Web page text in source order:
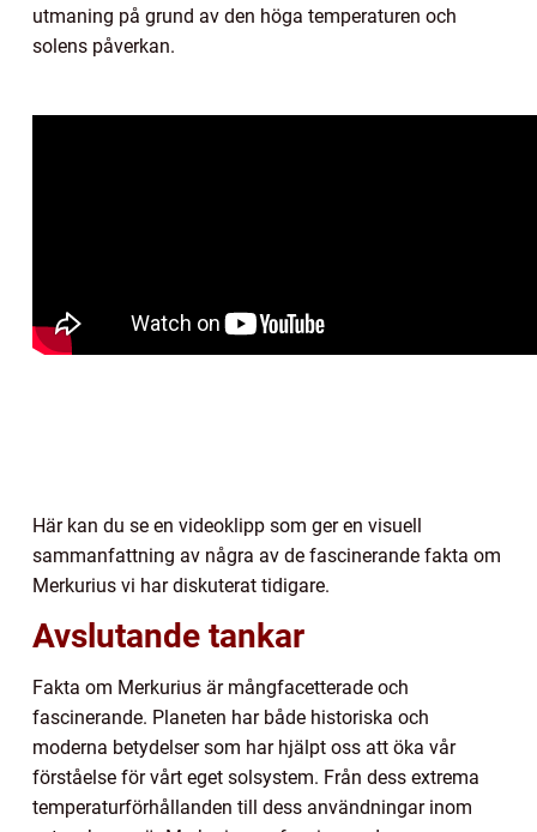
utmaning på grund av den höga temperaturen och
solens påverkan.
Här kan du se en videoklipp som ger en visuell
sammanfattning av några av de fascinerande fakta om
Merkurius vi har diskuterat tidigare.
Avslutande tankar
Fakta om Merkurius är mångfacetterade och
fascinerande. Planeten har både historiska och
moderna betydelser som har hjälpt oss att öka vår
förståelse för vårt eget solsystem. Från dess extrema
temperaturförhållanden till dess användningar inom